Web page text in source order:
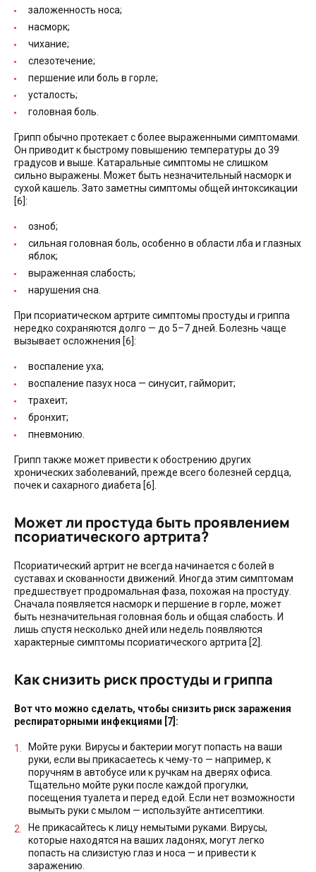
заложенность носа;
насморк;
чихание;
слезотечение;
першение или боль в горле;
усталость;
головная боль.
Грипп обычно протекает с более выраженными симптомами.
Он приводит к быстрому повышению температуры до 39
градусов и выше. Катаральные симптомы не слишком
сильно выражены. Может быть незначительный насморк и
сухой кашель. Зато заметны симптомы общей интоксикации
[6]:
озноб;
сильная головная боль, особенно в области лба и глазных
яблок;
выраженная слабость;
нарушения сна.
При псориатическом артрите симптомы простуды и гриппа
нередко сохраняются долго — до 5–7 дней. Болезнь чаще
вызывает осложнения [6]:
воспаление уха;
воспаление пазух носа — синусит, гайморит;
трахеит;
бронхит;
пневмонию.
Грипп также может привести к обострению других
хронических заболеваний, прежде всего болезней сердца,
почек и сахарного диабета [6].
Может ли простуда быть проявлением
псориатического артрита?
Псориатический артрит не всегда начинается с болей в
суставах и скованности движений. Иногда этим симптомам
предшествует продромальная фаза, похожая на простуду.
Сначала появляется насморк и першение в горле, может
быть незначительная головная боль и общая слабость. И
лишь спустя несколько дней или недель появляются
характерные симптомы псориатического артрита [2].
Как снизить риск простуды и гриппа
Вот что можно сделать, чтобы снизить риск заражения
респираторными инфекциями [7]:
Мойте руки. Вирусы и бактерии могут попасть на ваши
руки, если вы прикасаетесь к чему-то — например, к
поручням в автобусе или к ручкам на дверях офиса.
Тщательно мойте руки после каждой прогулки,
посещения туалета и перед едой. Если нет возможности
вымыть руки с мылом — используйте антисептики.
Не прикасайтесь к лицу немытыми руками. Вирусы,
которые находятся на ваших ладонях, могут легко
попасть на слизистую глаз и носа — и привести к
заражению.